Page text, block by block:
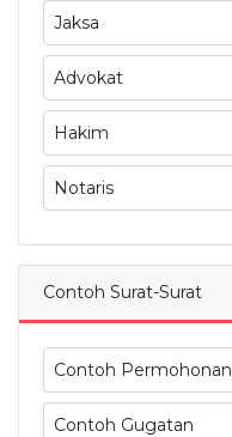
Jaksa
Advokat
Hakim
Notaris
Contoh Surat-Surat
Contoh Permohonan
Contoh Gugatan